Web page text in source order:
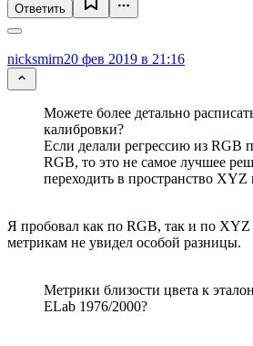
Ответить
nicksmirn20 фев 2019 в 21:16
Можете более детально
калибровки?
Если делали регрессию из RGB
RGB, то это не самое лучшее
переходить в пространство XYZ
Я пробовал как по RGB, так и по
метрикам не увидел особой разницы.
Метрики близости цвета к
ELab 1976/2000?